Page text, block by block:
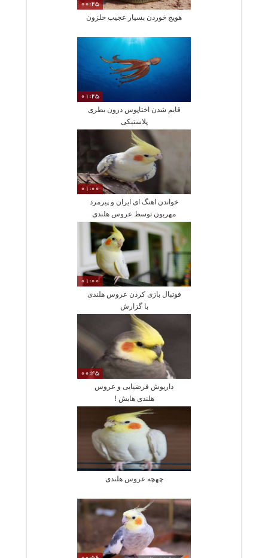
00:25
هویج خوردن بسیار عجیب حلزون
01:25
قایم شدن اختاپوس درون بطری
پلاستیکی
01:00
خواندن اهنگ ای ایران و پیرمرد
مهربون توسط عروس هلندی
01:00
فوتبال بازی کردن عروس هلندی
با گزارش
00:45
داریوش فرضیایی و عروس
هلندی هایش !
چهچه عروس هلندی